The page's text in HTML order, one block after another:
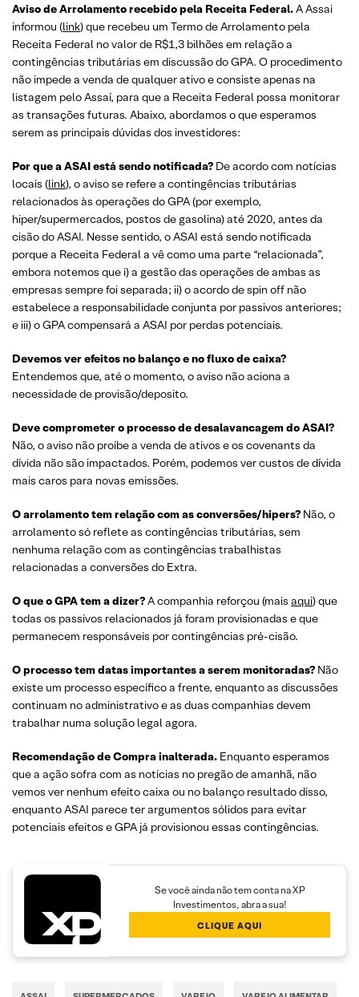
Aviso de Arrolamento recebido pela Receita Federal.A Assai
informou (link) que recebeu um Termo de Arrolamento pela
Receita Federal no valor de R$1,3 bilhões em relação a
contingências tributárias em discussão do GPA. O procedimento
não impede a venda de qualquer ativo e consiste apenas na
listagem pelo Assaí, para que a Receita Federal possa monitorar
as transações futuras. Abaixo, abordamos o que esperamos
serem as principais dúvidas dos investidores:
Por que a ASAI está sendo notificada? De acordo com notícias
locais (link), o aviso se refere a contingências tributárias
relacionados às operações do GPA (por exemplo,
hiper/supermercados, postos de gasolina) até 2020, antes da
cisão do ASAI. Nesse sentido, o ASAI está sendo notificada
porque a Receita Federal a vê como uma parte “relacionada”,
embora notemos que i) a gestão das operações de ambas as
empresas sempre foi separada; ii) o acordo de spin off não
estabelece a responsabilidade conjunta por passivos anteriores;
e iii) o GPA compensará a ASAI por perdas potenciais.
Devemos ver efeitos no balanço e no fluxo de caixa?
Entendemos que, até o momento, o aviso não aciona a
necessidade de provisão/deposito.
Deve comprometer o processo de desalavancagem do ASAI?
Não, o aviso não proíbe a venda de ativos e os covenants da
dívida não são impactados. Porém, podemos ver custos de dívida
mais caros para novas emissões.
O arrolamento tem relação com as conversões/hipers? Não, o
arrolamento só reflete as contingências tributárias, sem
nenhuma relação com as contingências trabalhistas
relacionadas a conversões do Extra.
O que o GPA tem a dizer?A companhia reforçou (mais aqui) que
todas os passivos relacionados já foram provisionadas e que
permanecem responsáveis por contingências pré-cisão.
O processo tem datas importantes a serem monitoradas? Não
existe um processo específico a frente, enquanto as discussões
continuam no administrativo e as duas companhias devem
trabalhar numa solução legal agora.
Recomendação de Compra inalterada. Enquanto esperamos
que a ação sofra com as notícias no pregão de amanhã, não
vemos ver nenhum efeito caixa ou no balanço resultado disso,
enquanto ASAI parece ter argumentos sólidos para evitar
potenciais efeitos e GPA já provisionou essas contingências.
Se você ainda não tem conta na XP
Investimentos, abra a sua!
CLIQUE AQUI